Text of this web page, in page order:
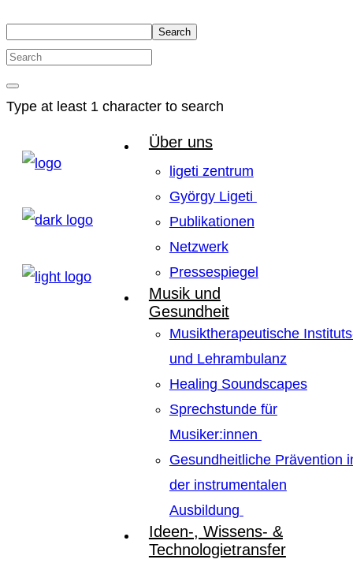
Search
Type at least 1 character to search
Über uns
ligeti zentrum
György Ligeti
Publikationen
Netzwerk
Pressespiegel
Musik und
Gesundheit
Musiktherapeutische
und Lehrambulanz
Healing Soundscapes
Sprechstunde für
Musiker:innen
Gesundheitliche Prävention
der instrumentalen
Ausbildung
Ideen-, Wissens- &
Technologietransfer